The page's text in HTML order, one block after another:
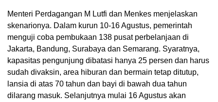
Menteri Perdagangan M Lutfi dan Menkes menjelaskan
skenarionya. Dalam kurun 10-16 Agustus, pemerintah
menguji coba pembukaan 138 pusat perbelanjaan di
Jakarta, Bandung, Surabaya dan Semarang. Syaratnya,
kapasitas pengunjung dibatasi hanya 25 persen dan harus
sudah divaksin, area hiburan dan bermain tetap ditutup,
lansia di atas 70 tahun dan bayi di bawah dua tahun
dilarang masuk. Selanjutnya mulai 16 Agustus akan